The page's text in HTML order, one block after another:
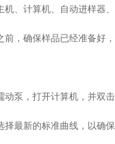
计算机、自动进样器、
确保样品已经准备好，
，打开计算机，并双击
新的标准曲线，以确保